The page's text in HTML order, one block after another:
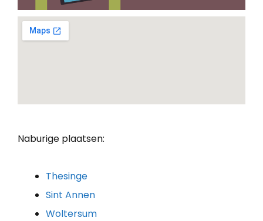
Naburige plaatsen:
Thesinge
Sint Annen
Woltersum